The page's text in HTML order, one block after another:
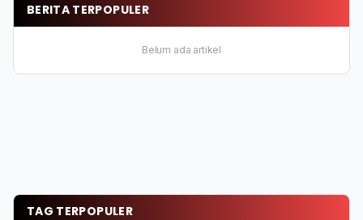
BERITA TERPOPULER
Belum ada artikel
TAG TERPOPULER